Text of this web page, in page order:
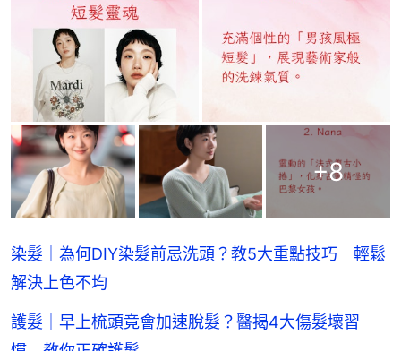
+8
染髮｜為何DIY染髮前忌洗頭？教5大重點技巧 輕鬆
解決上色不均
護髮｜早上梳頭竟會加速脫髮？醫揭4大傷髮壞習